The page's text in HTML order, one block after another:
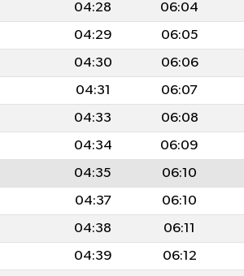
04:28 06:04
04:29 06:05
04:30 06:06
04:31 06:07
04:33 06:08
04:34 06:09
04:35 06:10
04:37 06:10
04:38 06:11
04:39 06:12